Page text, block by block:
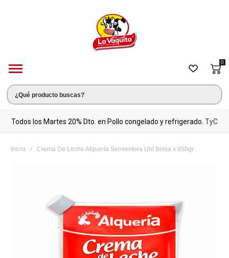
0
Todos los Martes 20% Dto. en Pollo congelado y refrigerado. TyC
Inicio Crema De Leche Alquería Semientera Uht Bolsa x 850gr